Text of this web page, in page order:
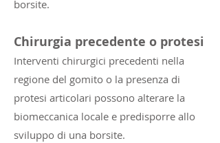
borsite.
Chirurgia precedente o protesi
Interventi chirurgici precedenti nella
regione del gomito o la presenza di
protesi articolari possono alterare la
biomeccanica locale e predisporre allo
sviluppo di una borsite.